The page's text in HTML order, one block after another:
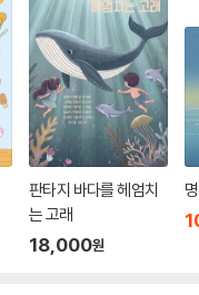
판타지 바다를 헤엄치
는 고래
18,000원